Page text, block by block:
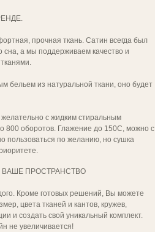
прочная ткань. Сатин всегда был
сна, а мы поддерживаем качество и
бельем из натуральной ткани, оно будет
с жидким стиральным
800 оборотов. Глажение до 150С, можно с
по желанию, но сушка
ПРОСТРАНСТВО
Кроме готовых решений, Вы можете
цвета тканей и кантов, кружев,
и создать свой уникальный комплект.
не увеличивается!